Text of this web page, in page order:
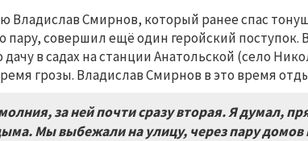
Владислав Смирнов, который ранее спас
совершил ещё один геройский поступок. В
в садах на станции Анатольской (село
грозы. Владислав Смирнов в это время
за ней почти сразу вторая. Я думал,
Мы выбежали на улицу, через пару